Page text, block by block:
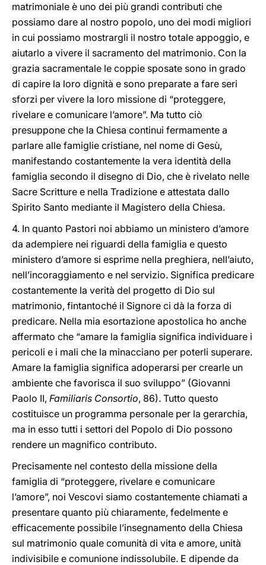
matrimoniale è uno dei più grandi contributi che
possiamo dare al nostro popolo, uno dei modi migliori
in cui possiamo mostrargli il nostro totale appoggio, e
aiutarlo a vivere il sacramento del matrimonio. Con la
grazia sacramentale le coppie sposate sono in grado
di capire la loro dignità e sono preparate a fare seri
sforzi per vivere la loro missione di “proteggere,
rivelare e comunicare l’amore”. Ma tutto ciò
presuppone che la Chiesa continui fermamente a
parlare alle famiglie cristiane, nel nome di Gesù,
manifestando costantemente la vera identità della
famiglia secondo il disegno di Dio, che è rivelato nelle
Sacre Scritture e nella Tradizione e attestata dallo
Spirito Santo mediante il Magistero della Chiesa.
4. In quanto Pastori noi abbiamo un ministero d’amore
da adempiere nei riguardi della famiglia e questo
ministero d’amore si esprime nella preghiera, nell’aiuto,
nell’incoraggiamento e nel servizio. Significa predicare
costantemente la verità del progetto di Dio sul
matrimonio, fintantoché il Signore ci dà la forza di
predicare. Nella mia esortazione apostolica ho anche
affermato che “amare la famiglia significa individuare i
pericoli e i mali che la minacciano per poterli superare.
Amare la famiglia significa adoperarsi per crearle un
ambiente che favorisca il suo sviluppo” (Giovanni
Paolo II, Familiaris Consortio, 86). Tutto questo
costituisce un programma personale per la gerarchia,
ma in esso tutti i settori del Popolo di Dio possono
rendere un magnifico contributo.
Precisamente nel contesto della missione della
famiglia di “proteggere, rivelare e comunicare
l’amore”, noi Vescovi siamo costantemente chiamati a
presentare quanto più chiaramente, fedelmente e
efficacemente possibile l’insegnamento della Chiesa
sul matrimonio quale comunità di vita e amore, unità
indivisibile e comunione indissolubile. E dipende da